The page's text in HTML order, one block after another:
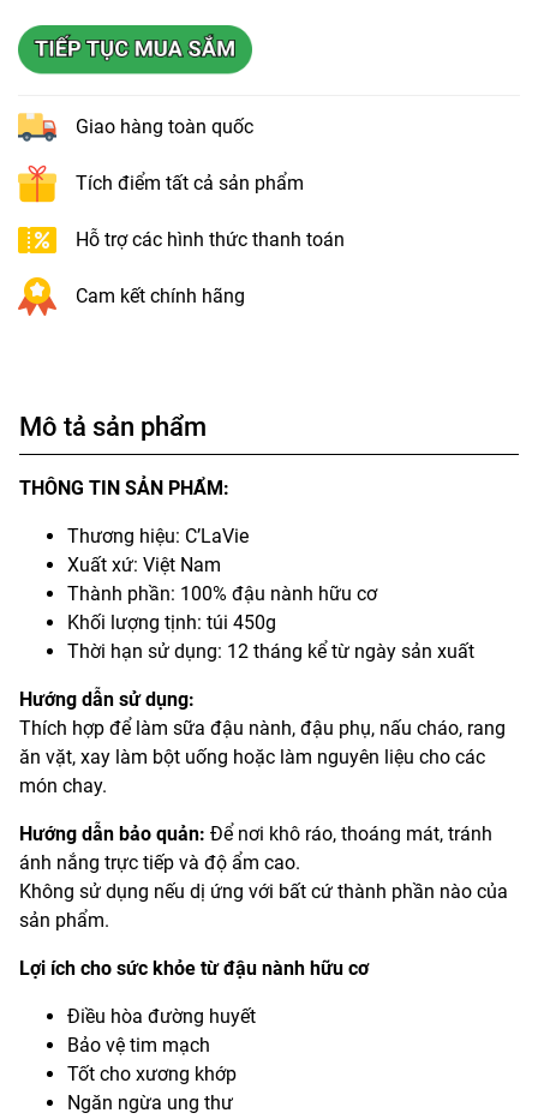
Giao hàng toàn quốc
Tích điểm tất cả sản phẩm
Hỗ trợ các hình thức thanh toán
Cam kết chính hãng
Mô tả sản phẩm
THÔNG TIN SẢN PHẨM:
Thương hiệu: C’LaVie
Xuất xứ: Việt Nam
Thành phần: 100% đậu nành hữu cơ
Khối lượng tịnh: túi 450g
Thời hạn sử dụng: 12 tháng kể từ ngày sản xuất
Hướng dẫn sử dụng:
Thích hợp để làm sữa đậu nành, đậu phụ, nấu cháo, rang
ăn vặt, xay làm bột uống hoặc làm nguyên liệu cho các
món chay.
Hướng dẫn bảo quản: Để nơi khô ráo, thoáng mát, tránh
ánh nắng trực tiếp và độ ẩm cao.
Không sử dụng nếu dị ứng với bất cứ thành phần nào của
sản phẩm.
Lợi ích cho sức khỏe từ đậu nành hữu cơ
Điều hòa đường huyết
Bảo vệ tim mạch
Tốt cho xương khớp
Ngăn ngừa ung thư